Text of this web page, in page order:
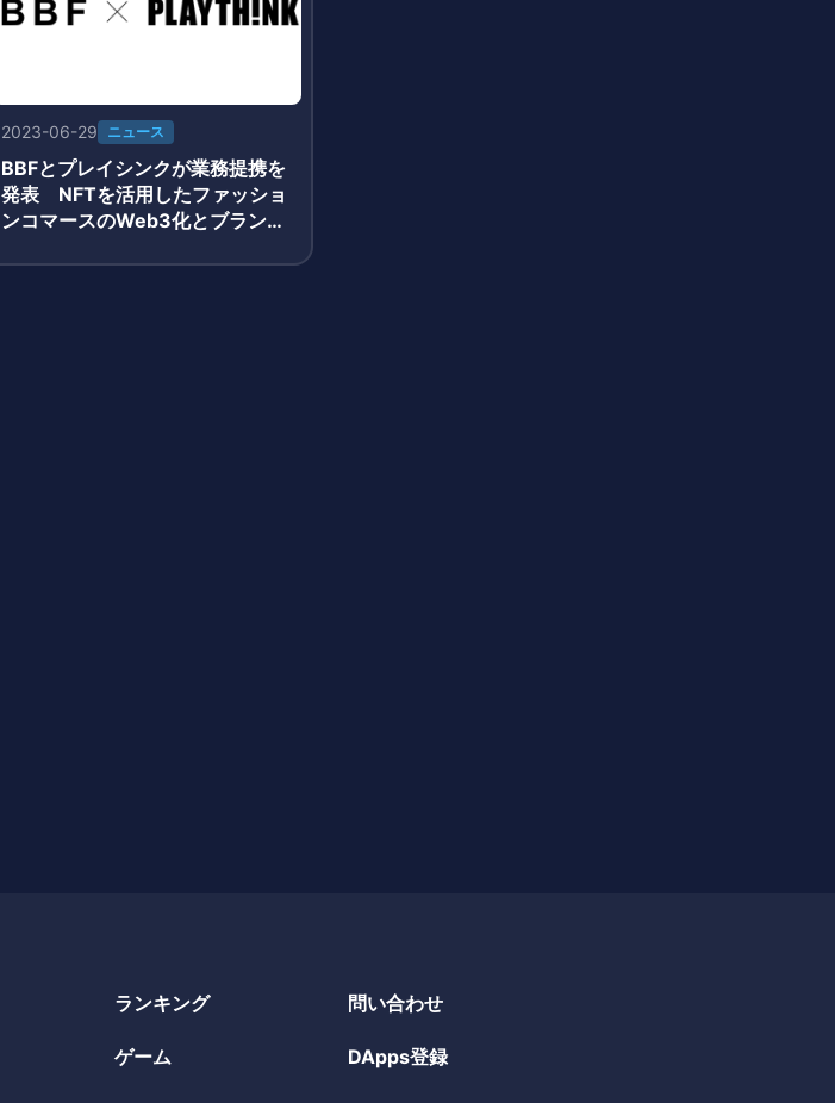
2023-06-29 ニュース
BBFとプレイシンクが業務提携を
発表 NFTを活用したファッショ
ンコマースのWeb3化とブランド
へ
ランキング
ゲーム
問い合わせ
DApps登録